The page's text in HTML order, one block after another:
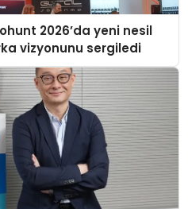
2026’da yeni nesil
vizyonunu sergiledi